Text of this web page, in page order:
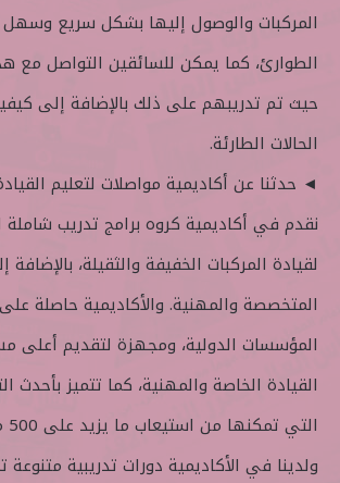
المركبات والوصول إليها بشكل سريع
الطوارئ، كما يمكن للسائقين التواصل مع
حيث تم تدريبهم على ذلك بالإضافة إلى
الحالات الطارئة.
◄ حدثنا عن أكاديمية مواصلات لتعليم
نقدم في أكاديمية كروه برامج تدريب شاملة
لقيادة المركبات الخفيفة والثقيلة، بالإضافة
المتخصصة والمهنية. والأكاديمية حاصلة
المؤسسات الدولية، ومجهزة لتقديم أعلى
القيادة الخاصة والمهنية، كما تتميز بأحدث
التي تمكنها من استيعاب ما يزيد على 500 متدرب يومياً.
ولدينا في الأكاديمية دورات تدريبية